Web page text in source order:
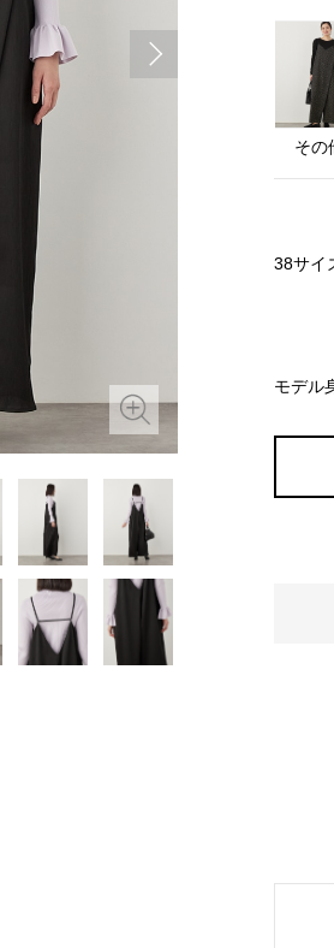
その
38サイ
モデル